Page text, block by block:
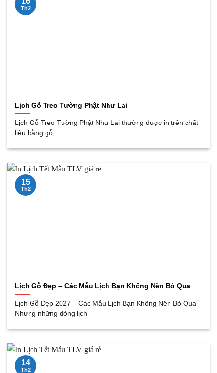
Lịch Gỗ Treo Tường Phật Như Lai
Lịch Gỗ Treo Tường Phật Như Lai thường được in trên chất
liệu bằng gỗ,
Th2
Lịch Gỗ Đẹp – Các Mẫu Lịch Bạn Không Nên Bỏ Qua
Lịch Gỗ Đẹp 2027 — Các Mẫu Lịch Bạn Không Nên Bỏ Qua
Nhưng những dòng lịch
15
Th2
14
Th2